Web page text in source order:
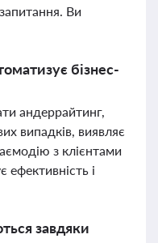
Ви
бізнес-
андеррайтинг,
випадків, виявляє
з клієнтами
і
завдяки